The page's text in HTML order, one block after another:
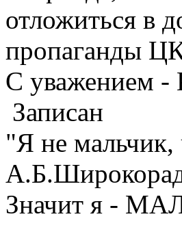
отложиться в
пропаганды
С уважением -
Записан
"Я не
Значит я -